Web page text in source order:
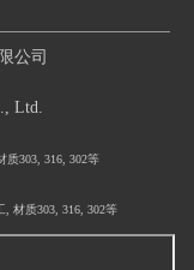
公司
Ltd.
303, 316, 302等
材质303, 316, 302等